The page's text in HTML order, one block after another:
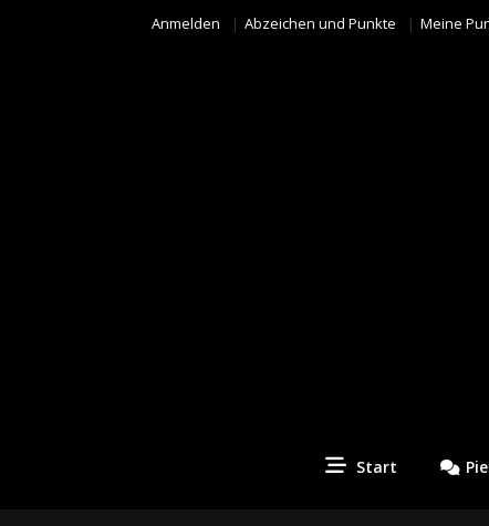
Anmelden Abzeichen und Punkte Meine
Start